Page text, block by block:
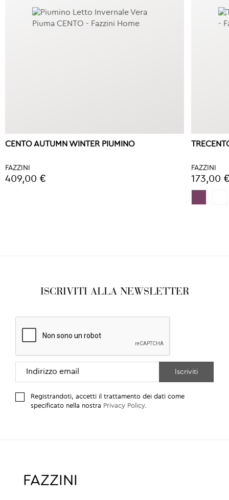
CENTO AUTUMN WINTER PIUMINO
FAZZINI
409,00 €
FAZZINI
173,00
ISCRIVITI ALLA NEWSLETTER
Registrandoti, accetti il trattamento dei dati come
specificato nella nostra Privacy Policy.
FAZZINI